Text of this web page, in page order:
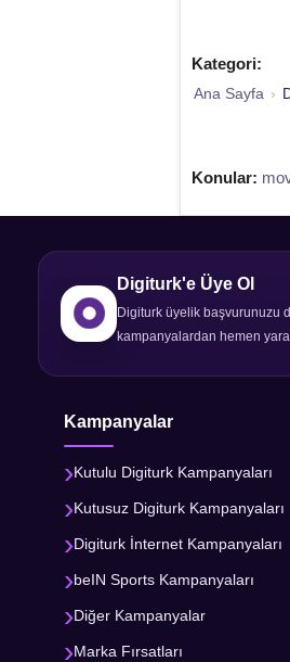
Kategori:
Ana Sayfa ›
Konular:
Digiturk'e Üye Ol
Digiturk üyelik başvurunuzu
kampanyalardan hemen
Kampanyalar
Kutulu Digiturk Kampanyaları
Kutusuz Digiturk Kampanyaları
Digiturk İnternet Kampanyaları
beIN Sports Kampanyaları
Diğer Kampanyalar
Marka Fırsatları